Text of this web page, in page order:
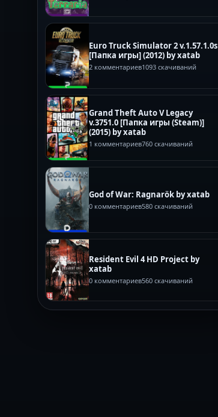
Euro Truck Simulator 2 v.1.57.1.0s
[Папка игры] (2012) by xatab
2 комментариев1093 скачиваний
Grand Theft Auto V Legacy
v.3751.0 [Папка игры (Steam)]
(2015) by xatab
1 комментариев760 скачиваний
God of War: Ragnarök by xatab
0 комментариев580 скачиваний
Resident Evil 4 HD Project by
xatab
0 комментариев560 скачиваний